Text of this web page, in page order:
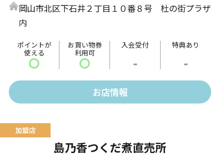
す。
岡山市北区下石井２丁目１０番８号 杜の街プラザ
内
ポイントが
使える
〇
お買い物券
利用可
〇
入会受付
-
特典あり
-
お店情報
島乃香つくだ煮直売所